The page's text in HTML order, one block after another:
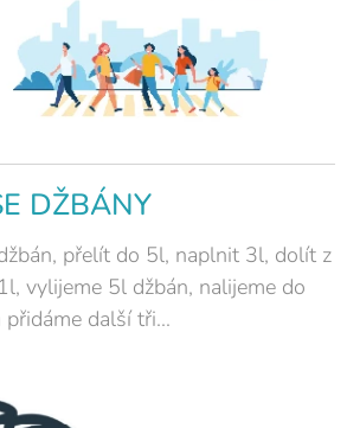
DŽBÁNY
přelít do 5l, naplnit 3l, dolít z
vylijeme 5l džbán, nalijeme do
další tři...